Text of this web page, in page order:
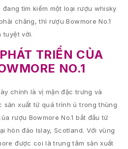
tìm kiếm một loại rượu whisky
chăng, thì rượu Bowmore No.1
tuyệt vời.
TRIỂN CỦA
NO.1
chính là vị mặn đặc trưng và
sản xuất từ quá trình ủ trong thùng
rượu Bowmore No.1 bắt đầu từ
hòn đảo Islay, Scotland. Với vùng
được coi là trung tâm sản xuất